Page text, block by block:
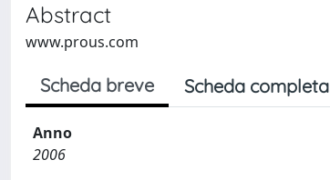
Abstract
www.prous.com
Scheda breve Scheda completa
Anno
2006